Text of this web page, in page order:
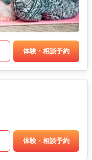
体験・相談予約
体験・相談予約